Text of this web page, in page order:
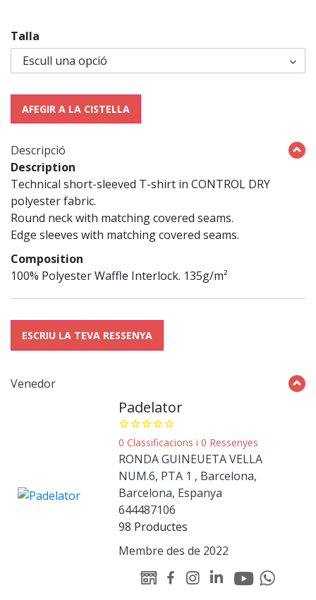
Talla
AFEGIR A LA CISTELLA
Descripció
Description
Technical short-sleeved T-shirt in CONTROL DRY
polyester fabric.
Round neck with matching covered seams.
Edge sleeves with matching covered seams.
Composition
100% Polyester Waffle Interlock. 135g/m²
ESCRIU LA TEVA RESSENYA
Venedor
Padelator
star_borderstar_borderstar_borderstar_borderstar_border
0 Classificacions i 0 Ressenyes
RONDA GUINEUETA VELLA
NUM.6, PTA 1 , Barcelona,
Barcelona, Espanya
644487106
98 Productes
Membre des de 2022
WEB
Facebook
Instagram
Linked-Youtube
Padelator
Whatsapp